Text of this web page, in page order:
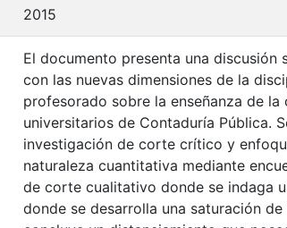
2015
El documento presenta una
con las nuevas dimensiones de la
profesorado sobre la enseñanza de
universitarios de Contaduría Pública.
investigación de corte crítico y
naturaleza cuantitativa mediante
de corte cualitativo donde se indaga
donde se desarrolla una saturación